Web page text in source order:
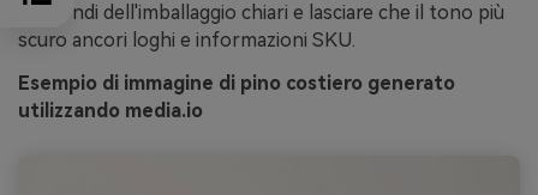
gli sfondi dell'imballaggio chiari e lasciare che il tono più
scuro ancori loghi e informazioni SKU.
Esempio di immagine di pino costiero generato
utilizzando media.io